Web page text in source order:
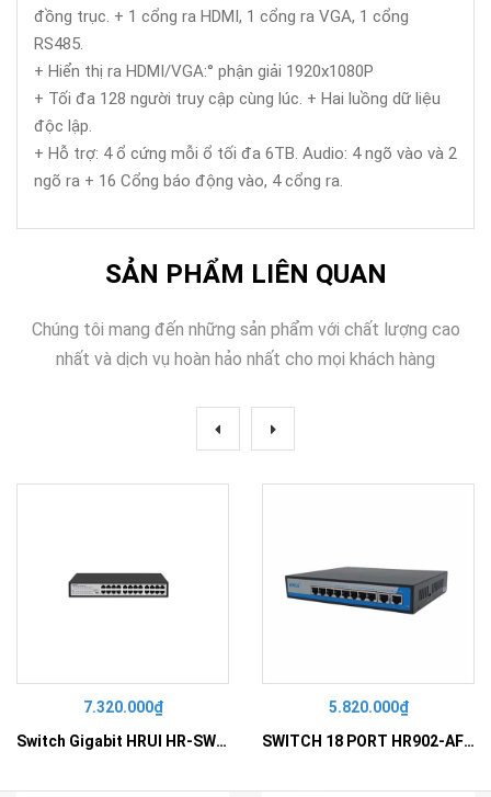
đồng trục. + 1 cổng ra HDMI, 1 cổng ra VGA, 1 cổng
RS485.
+ Hiển thị ra HDMI/VGA:° phận giải 1920x1080P
+ Tối đa 128 người truy cập cùng lúc. + Hai luồng dữ liệu
độc lập.
+ Hỗ trợ: 4 ổ cứng mỗi ổ tối đa 6TB. Audio: 4 ngõ vào và 2
ngõ ra + 16 Cổng báo động vào, 4 cổng ra.
SẢN PHẨM LIÊN QUAN
Chúng tôi mang đến những sản phẩm với chất lượng cao
nhất và dịch vụ hoàn hảo nhất cho mọi khách hàng
7.320.000₫
Switch Gigabit HRUI HR-SWG10240D
5.820.000₫
SWITCH 18 PORT HR902-AF162G-300 – Switch PoE 16 Cổng